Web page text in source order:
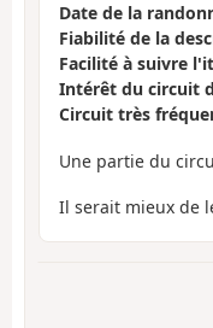
Date de la
Fiabilité de la
Facilité à suivre
Intérêt du circuit
Circuit très
Une partie du
Il serait mieux de